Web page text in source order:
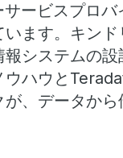
ービスプロ
ます。キン
システムの
ウハウと
、データか